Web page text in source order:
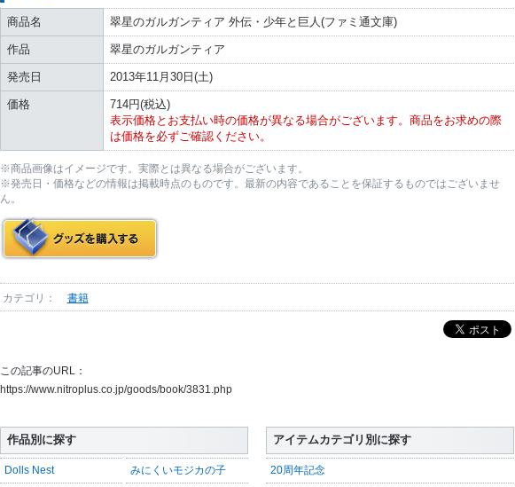
商品名 翠星のガルガンティア 外伝・少年と巨人(ファミ通文庫)
作品 翠星のガルガンティア
発売日 2013年11月30日(土)
価格
714円(税込)
表示価格とお支払い時の価格が異なる場合がございます。商品をお求めの際
は価格を必ずご確認ください。
※商品画像はイメージです。実際とは異なる場合がございます。
※発売日・価格などの情報は掲載時点のものです。最新の内容であることを保証するものではございませ
ん。
カテゴリ： 書籍
この記事のURL：
https://www.nitroplus.co.jp/goods/book/3831.php
作品別に探す
Dolls Nest みにくいモジカの子
アイテムカテゴリ別に探す
20周年記念